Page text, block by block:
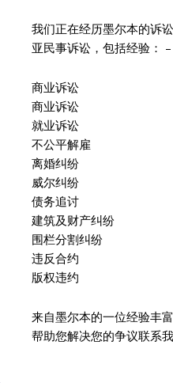
我们正在经历墨尔本的诉
亚民事诉讼，包括经验： –
商业诉讼
商业诉讼
就业诉讼
不公平解雇
离婚纠纷
威尔纠纷
债务追讨
建筑及财产纠纷
围栏分割纠纷
违反合约
版权违约
来自墨尔本的一位经验丰
帮助您解决您的争议联系